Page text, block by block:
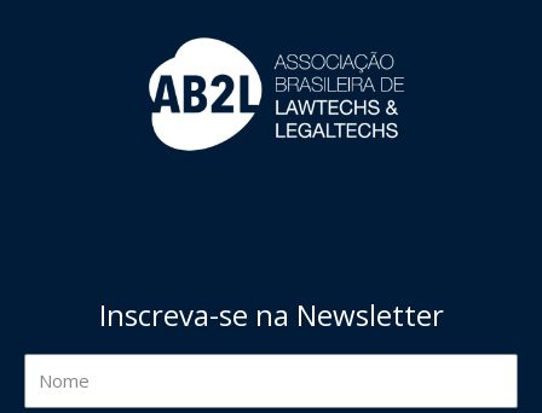
Inscreva-se na Newsletter